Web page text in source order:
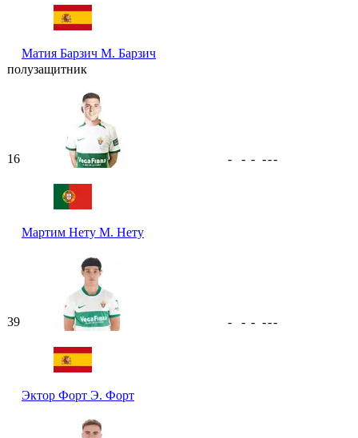
Матия Барзич М. Барзич
полузащитник
16
Мартим Нету М. Нету
- - - ---
39
Эктор Форт Э. Форт
- - - ---